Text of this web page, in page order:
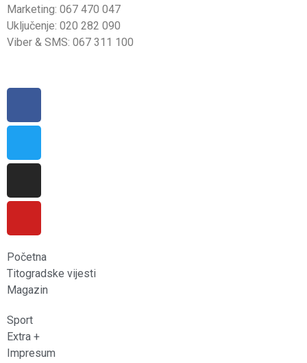
Marketing: 067 470 047
Uključenje: 020 282 090
Viber & SMS: 067 311 100
Početna
Titogradske vijesti
Magazin
Sport
Extra +
Impresum